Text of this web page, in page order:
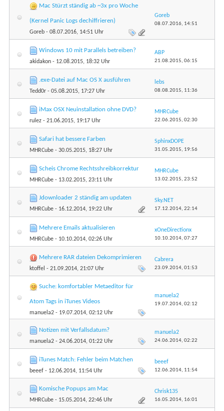
Mac Stürzt ständig ab ~3x pro Woche
(Kernel Panic Logs dechiffrieren)
Goreb - 08.07.2016, 14:51 Uhr
Goreb
08.07.2016, 14:51
Windows 10 mit Parallels betreiben?
akidakon - 12.08.2015, 18:32 Uhr
ABP
21.08.2015, 06:15
.exe-Datei auf Mac OS X ausführen
Tedd0r - 05.08.2015, 17:27 Uhr
lebs
08.08.2015, 11:36
iMax OSX Neuinstallation ohne DVD?
rulez - 21.06.2015, 19:17 Uhr
MHRCube
22.06.2015, 02:30
Safari hat bessere Farben
MHRCube - 30.05.2015, 18:27 Uhr
SphinxDOPE
31.05.2015, 19:56
Scheis Chrome Rechtsshreibkorrektur
MHRCube - 13.02.2015, 23:11 Uhr
MHRCube
13.02.2015, 23:52
Jdownloader 2 ständig am updaten
MHRCube - 16.12.2014, 19:22 Uhr
Sky.NET
17.12.2014, 22:14
Mehrere Emails aktualisieren
MHRCube - 10.10.2014, 02:26 Uhr
xOneDirectionx
10.10.2014, 07:27
Mehrere RAR dateien Dekomprimieren
ktoffel - 21.09.2014, 21:07 Uhr
Cabrera
23.09.2014, 01:53
Suche: komfortabler Metaeditor für
Atom Tags in iTunes Videos
manuela2 - 19.07.2014, 02:12 Uhr
manuela2
19.07.2014, 02:12
Notizen mit Verfallsdatum?
manuela2 - 24.06.2014, 01:22 Uhr
manuela2
24.06.2014, 02:22
iTunes Match: Fehler beim Matchen
beeef - 12.06.2014, 11:54 Uhr
beeef
12.06.2014, 11:54
Komische Popups am Mac
MHRCube - 15.05.2014, 22:46 Uhr
Chrisk135
16.05.2014, 16:01